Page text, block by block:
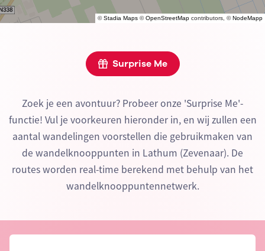
©Stadia Maps ©OpenStreetMap contributors, ©NodeMapp
Surprise Me
Zoek je een avontuur? Probeer onze 'Surprise Me'-
functie! Vul je voorkeuren hieronder in, en wij zullen een
aantal wandelingen voorstellen die gebruikmaken van
de wandelknooppunten in Lathum (Zevenaar). De
routes worden real-time berekend met behulp van het
wandelknooppuntennetwerk.